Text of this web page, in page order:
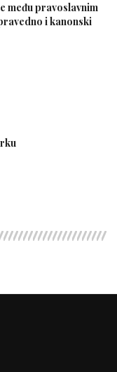
među pravoslavnim
i kanonski